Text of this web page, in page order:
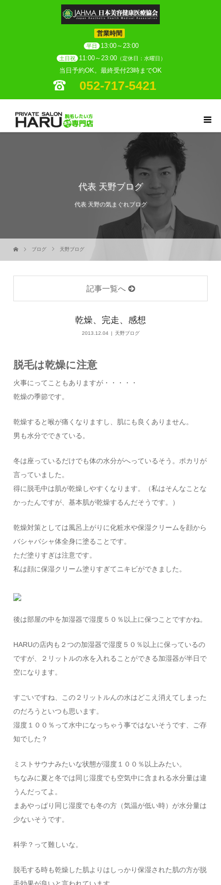
営業時間
平日 13:00～23:00
土日祝 11:00～23:00 （定休日：水曜日）
当日予約OK。最終受付23時までOK
052-717-5421
代表 天野ブログ
代表 天野の気まぐれブログ
ブログ 天野ブログ
記事一覧へ
乾燥、完走、感想
2013.12.04 天野ブログ
脱毛は乾燥に注意
火事にってこともありますが・・・・・
乾燥の季節です。
乾燥すると喉が痛くなりますし、肌にも良くありません。
男も水分でできている。
冬は座っているだけでも体の水分がへっているそう。ポカリが
言っていました。
得に脱毛中は肌が乾燥しやすくなります。（私はそんなことな
かったんですが、基本肌が乾燥するんだそうです。）
乾燥対策としては風呂上がりに化粧水や保湿クリームを顔から
バシャバシャ体全身に塗ることです。
ただ塗りすぎは注意です。
私は顔に保湿クリーム塗りすぎてニキビができました。
後は部屋の中を加湿器で湿度５０％以上に保つことですかね。
HARUの店内も２つの加湿器で湿度５０％以上に保っているの
ですが、２リットルの水を入れることができる加湿器が半日で
空になります。
すごいですね、この２リットルんの水はどこえ消えてしまった
のだろうといつも思います。
湿度１００％って水中になっちゃう事ではないそうです、ご存
知でした？
ミストサウナみたいな状態が湿度１００％以上みたい。
ちなみに夏と冬では同じ湿度でも空気中に含まれる水分量は違
うんだってよ。
まあやっぱり同じ湿度でも冬の方（気温が低い時）が水分量は
少ないそうです。
科学？って難しいな。
脱毛する時も乾燥した肌よりはしっかり保湿された肌の方が脱